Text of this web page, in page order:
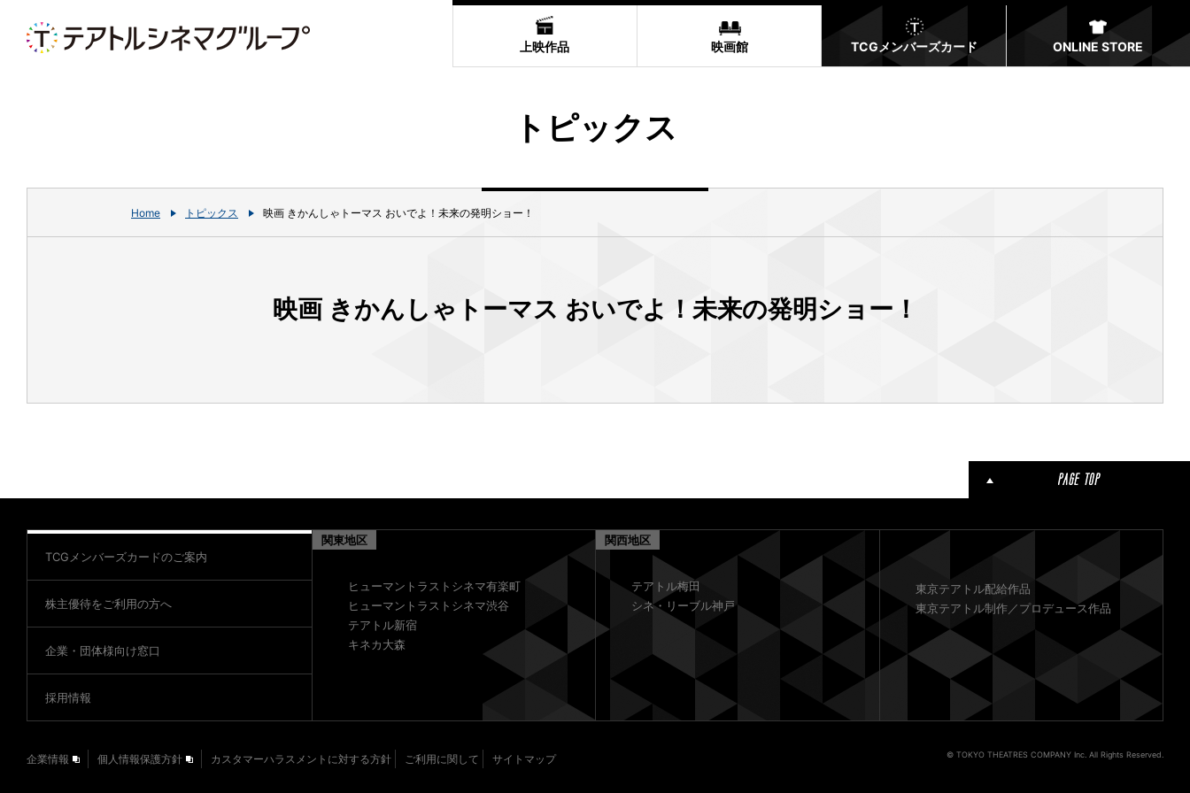
上映作品 映画館 TCGメンバーズカード ONLINE STORE
トピックス
Home トピックス 映画 きかんしゃトーマス おいでよ！未来の発明ショー！
映画 きかんしゃトーマス おいでよ！未来の発明ショー！
TCGメンバーズカードのご案内
株主優待をご利用の方へ
企業・団体様向け窓口
採用情報
関東地区
ヒューマントラストシネマ有楽町
ヒューマントラストシネマ渋谷
テアトル新宿
キネカ大森
関西地区
テアトル梅田
シネ・リーブル神戸
東京テアトル配給作品
東京テアトル制作／プロデュース作品
企業情報 個人情報保護方針 カスタマーハラスメントに対する方針 ご利用に関して サイトマップ © TOKYO THEATRES COMPANY Inc. All Rights Reserved.